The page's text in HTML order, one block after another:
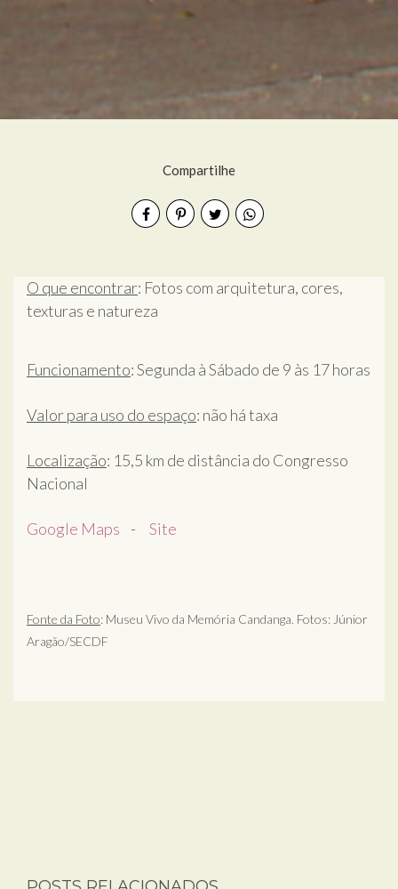
Compartilhe
O que encontrar: Fotos com arquitetura, cores,
texturas e natureza
Funcionamento: Segunda à Sábado de 9 às 17 horas
Valor para uso do espaço: não há taxa
Localização: 15,5 km de distância do Congresso
Nacional
Google Maps - Site
Fonte da Foto: Museu Vivo da Memória Candanga. Fotos: Júnior
Aragão/SECDF